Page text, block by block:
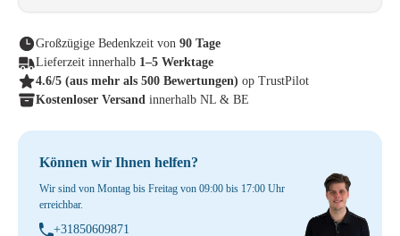
Großzügige Bedenkzeit von 90 Tage
Lieferzeit innerhalb 1–5 Werktage
4.6/5 (aus mehr als 500 Bewertungen) op TrustPilot
Kostenloser Versand innerhalb NL & BE
Können wir Ihnen helfen?
Wir sind von Montag bis Freitag von 09:00 bis 17:00 Uhr
erreichbar.
+31850609871